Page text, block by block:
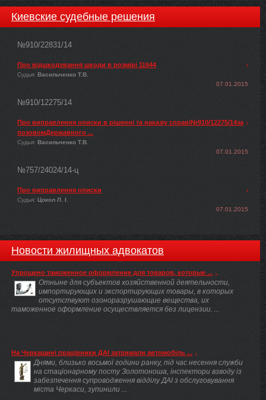
Киевские судебные решения
№910/22831/14
Про відшкодування шкоди в розмірі 11644
Судья: Васильченко Т.В.
07.01.2015
№910/12275/14
Про виправлення описки в рішенні та наказіу справі№910/12275/14за
позовомДержавного ...
Судья: Васильченко Т.В.
07.01.2015
№757/24024/14-ц
Про виправлення описки
Судья: Цокол Л. І.
07.01.2015
Новости жилищных адвокатов
Упрощено таможенное оформление для товаров, которые ...
Отныне для субъектов хозяйственной деятельности,
импортирующих и экспортирующих товары, в которых
отсутствуют озоноразрушающие вещества, их
таможенное оформление осуществляется без лицензии. ...
На Черкащині працівники ДАІ затримали автомобіль ...
Днями, близько восьмої години ранку, під час несення служби
на стаціонарному посту Золотоноша, інспектори взводу із
забезпечення супроводження відділу ДАІ з обслуговування
міста Черкаси, зупинили ...